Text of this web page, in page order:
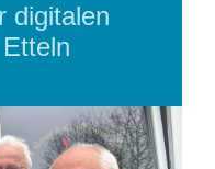
digitalen